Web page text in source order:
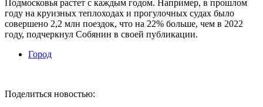
Подмосковья растет с каждым годом. Например, в прошлом
году на круизных теплоходах и прогулочных судах было
совершено 2,2 млн поездок, что на 22% больше, чем в 2022
году, подчеркнул Собянин в своей публикации.
Город
Поделиться новостью: